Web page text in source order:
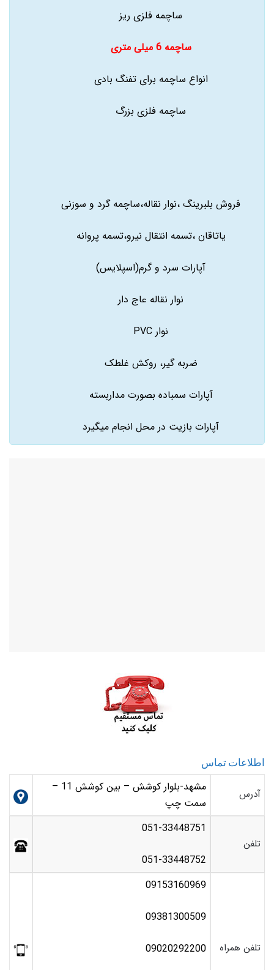
ساچمه فلزی ریز
ساچمه 6 میلی متری
انواع ساچمه برای تفنگ بادی
ساچمه فلزی بزرگ
فروش بلبرینگ ،نوار نقاله،ساچمه گرد و سوزنی
یاتاقان ،تسمه انتقال نیرو،تسمه پروانه
آپارات سرد و گرم(اسپلایس)
نوار نقاله عاج دار
نوار PVC
ضربه گیر، روکش غلطک
آپارات سمباده بصورت مداربسته
آپارات بازیت در محل انجام میگیرد
اطلاعات تماس
آدرس
مشهد-بلوار کوشش – بین کوشش 11 –
سمت چپ
تلفن
051-33448751
051-33448752
تلفن همراه
09153160969
09381300509
09020292200